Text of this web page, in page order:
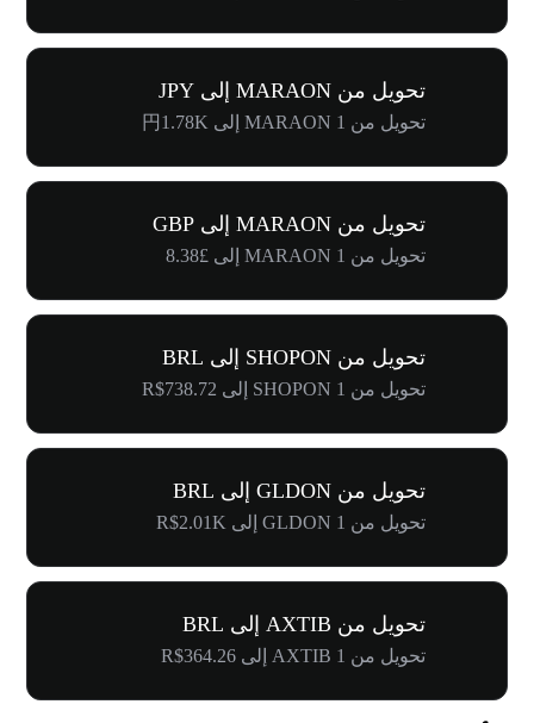
تحويل من MARAON إلى JPY
تحويل من 1 MARAON إلى 円1.78K
تحويل من MARAON إلى GBP
تحويل من 1 MARAON إلى £8.38
تحويل من SHOPON إلى BRL
تحويل من 1 SHOPON إلى R$738.72
تحويل من GLDON إلى BRL
تحويل من 1 GLDON إلى R$2.01K
تحويل من AXTIB إلى BRL
تحويل من 1 AXTIB إلى R$364.26